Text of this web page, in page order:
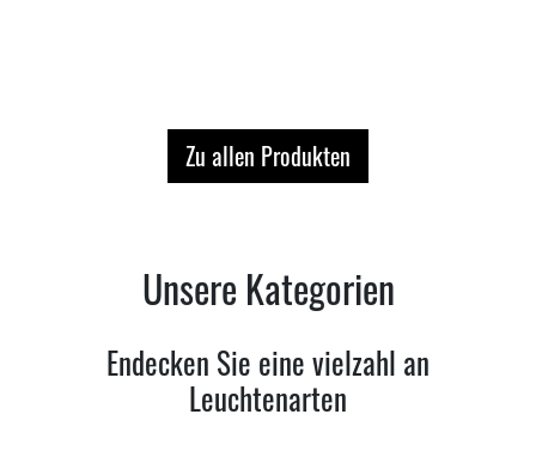
Zu allen Produkten
Unsere Kategorien
Endecken Sie eine vielzahl an
Leuchtenarten